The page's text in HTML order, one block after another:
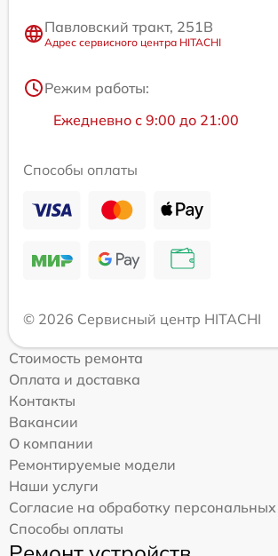
Павловский тракт, 251В
Адрес сервисного центра HITACHI
Режим работы:
Ежедневно с 9:00 до 21:00
Способы оплаты
© 2026 Сервисный центр HITACHI
Стоимость ремонта
Оплата и доставка
Контакты
Вакансии
О компании
Ремонтируемые модели
Наши услуги
Согласие на обработку
Способы оплаты